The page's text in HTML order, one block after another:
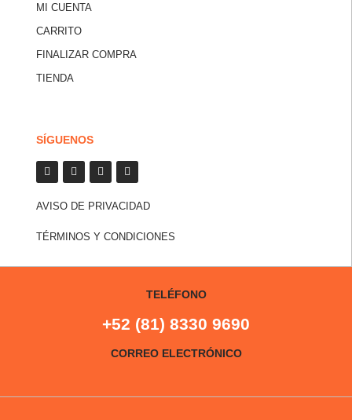
MI CUENTA
CARRITO
FINALIZAR COMPRA
TIENDA
SÍGUENOS
AVISO DE PRIVACIDAD
TÉRMINOS Y CONDICIONES
TELÉFONO
+52 (81) 8330 9690
CORREO ELECTRÓNICO